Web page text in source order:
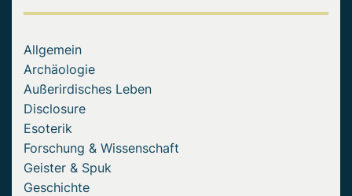
Allgemein
Archäologie
Außerirdisches Leben
Disclosure
Esoterik
Forschung & Wissenschaft
Geister & Spuk
Geschichte